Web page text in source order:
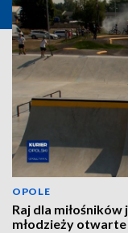
OPOLE
Raj dla
młodzieży otwarte